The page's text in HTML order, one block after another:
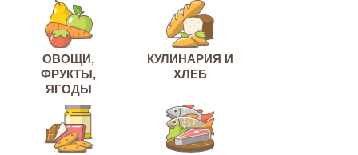
ОВОЩИ,
ФРУКТЫ,
ЯГОДЫ
КУЛИНАРИЯ И
ХЛЕБ